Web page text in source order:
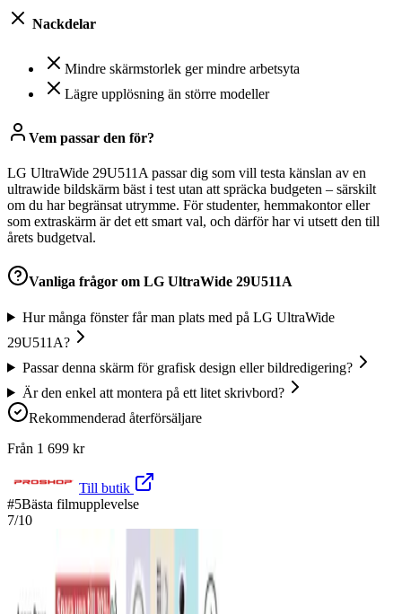
Nackdelar
Mindre skärmstorlek ger mindre arbetsyta
Lägre upplösning än större modeller
Vem passar den för?
LG UltraWide 29U511A passar dig som vill testa känslan av en
ultrawide bildskärm bäst i test utan att spräcka budgeten – särskilt
om du har begränsat utrymme. För studenter, hemmakontor eller
som extraskärm är det ett smart val, och därför har vi utsett den till
årets budgetval.
Vanliga frågor om LG UltraWide 29U511A
Hur många fönster får man plats med på LG UltraWide
29U511A?
Passar denna skärm för grafisk design eller bildredigering?
Är den enkel att montera på ett litet skrivbord?
Rekommenderad återförsäljare
Från 1 699 kr
Till butik
#5Bästa filmupplevelse
7/10